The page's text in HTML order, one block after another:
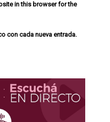
in this browser for the
con cada nueva entrada.